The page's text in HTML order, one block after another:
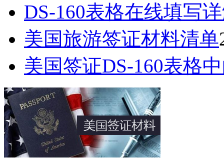
DS-160表格在线填写
美国旅游签证材料清单
美国签证DS-160表格中